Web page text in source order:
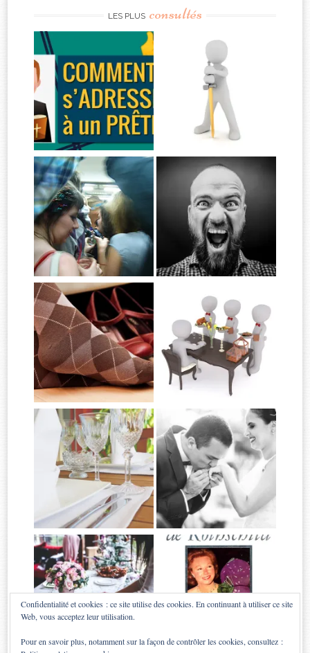
LES PLUS consultés
Confidentialité et cookies : ce site utilise des cookies. En continuant à utiliser ce site
Web, vous acceptez leur utilisation.
Pour en savoir plus, notamment sur la façon de contrôler les cookies, consultez :